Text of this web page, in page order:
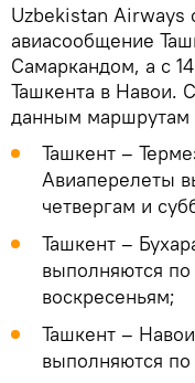
Uzbekistan Airways
авиасообщение
Самаркандом, а с
Ташкента в Навои.
данным маршрутам
Ташкент –
Авиаперелеты
четвергам и
Ташкент –
выполняются
воскресеньям;
Ташкент –
выполняются